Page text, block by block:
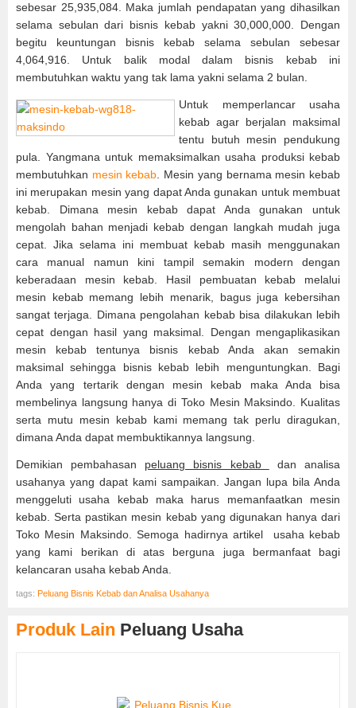
sebesar 25,935,084. Maka jumlah pendapatan yang dihasilkan
selama sebulan dari bisnis kebab yakni 30,000,000. Dengan
begitu keuntungan bisnis kebab selama sebulan sebesar
4,064,916. Untuk balik modal dalam bisnis kebab ini
membutuhkan waktu yang tak lama yakni selama 2 bulan.
Untuk memperlancar usaha
kebab agar berjalan maksimal
tentu butuh mesin pendukung
pula. Yangmana untuk memaksimalkan usaha produksi kebab
membutuhkan mesin kebab. Mesin yang bernama mesin kebab
ini merupakan mesin yang dapat Anda gunakan untuk membuat
kebab. Dimana mesin kebab dapat Anda gunakan untuk
mengolah bahan menjadi kebab dengan langkah mudah juga
cepat. Jika selama ini membuat kebab masih menggunakan
cara manual namun kini tampil semakin modern dengan
keberadaan mesin kebab. Hasil pembuatan kebab melalui
mesin kebab memang lebih menarik, bagus juga kebersihan
sangat terjaga. Dimana pengolahan kebab bisa dilakukan lebih
cepat dengan hasil yang maksimal. Dengan mengaplikasikan
mesin kebab tentunya bisnis kebab Anda akan semakin
maksimal sehingga bisnis kebab lebih menguntungkan. Bagi
Anda yang tertarik dengan mesin kebab maka Anda bisa
membelinya langsung hanya di Toko Mesin Maksindo. Kualitas
serta mutu mesin kebab kami memang tak perlu diragukan,
dimana Anda dapat membuktikannya langsung.
Demikian pembahasan peluang bisnis kebab
dan analisa
usahanya yang dapat kami sampaikan. Jangan lupa bila Anda
menggeluti usaha kebab maka harus memanfaatkan mesin
kebab. Serta pastikan mesin kebab yang digunakan hanya dari
Toko Mesin Maksindo. Semoga hadirnya artikel usaha kebab
yang kami berikan di atas berguna juga bermanfaat bagi
kelancaran usaha kebab Anda.
tags: Peluang Bisnis Kebab dan Analisa Usahanya
Produk Lain Peluang Usaha